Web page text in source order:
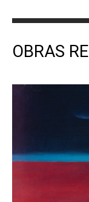
OBRAS